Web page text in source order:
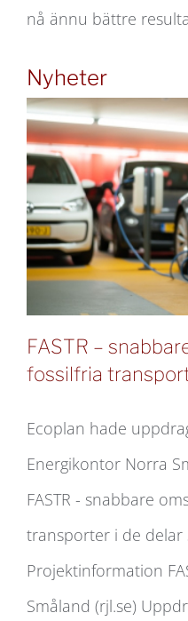
nå ännu bättre
Nyheter
FASTR –
FASTR –
fossilfria
Ecoplan hade
Energikontor Norra
FASTR - snabbare
transporter i de delar
Projektinformation
Småland (rjl.se)